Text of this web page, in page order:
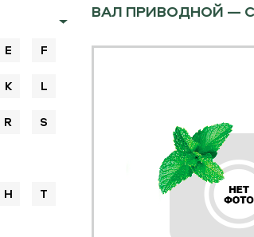
E F
K L
R S
Н Т
ВАЛ ПРИВОДНОЙ —